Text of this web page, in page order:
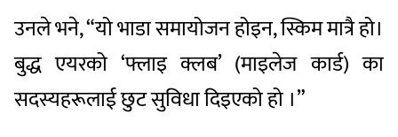
उनले भने, “यो भाडा समायोजन होइन, स्किम मात्रै हो।
बुद्ध एयरको ‘फ्लाइ क्लब’ (माइलेज कार्ड) का
सदस्यहरूलाई छुट सुविधा दिइएको हो ।”